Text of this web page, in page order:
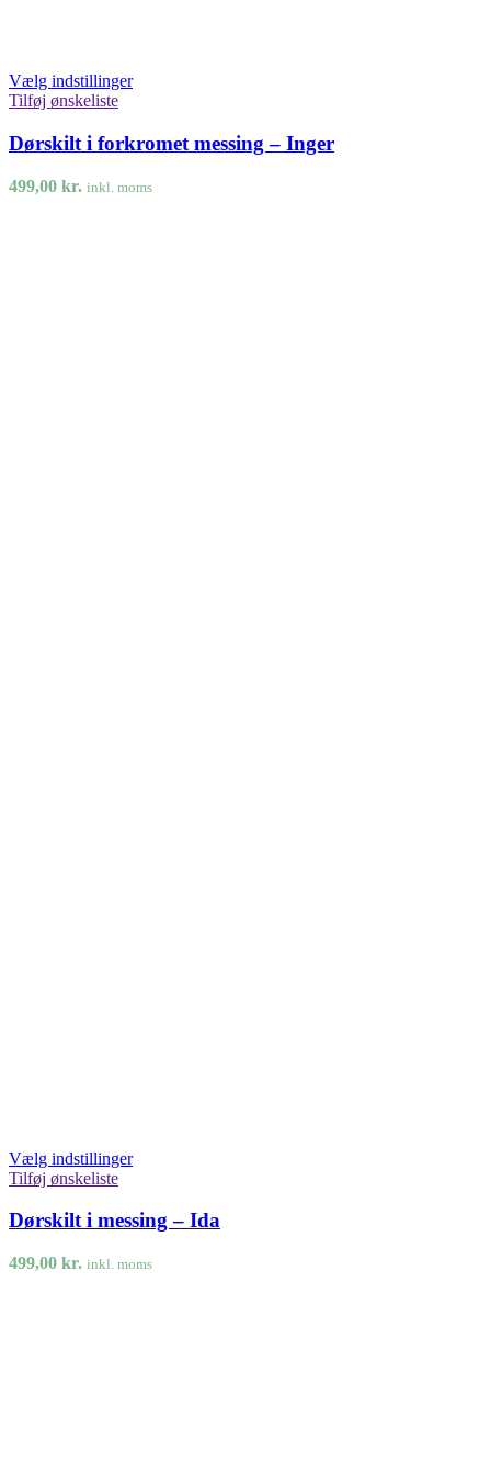
Vælg indstillinger
Tilføj ønskeliste
Dørskilt i forkromet messing – Inger
499,00 kr. inkl. moms
Vælg indstillinger
Tilføj ønskeliste
Dørskilt i messing – Ida
499,00 kr. inkl. moms